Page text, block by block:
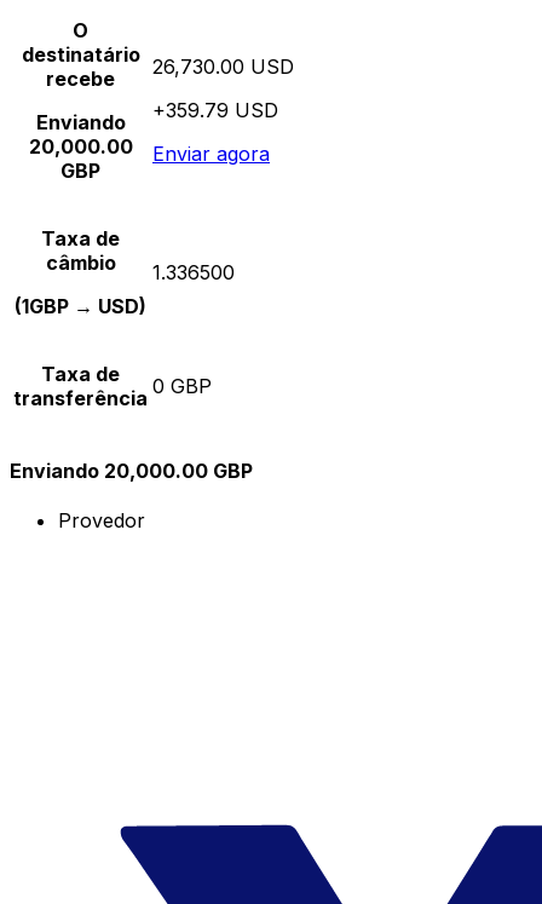
O
destinatário
recebe
Enviando
20,000.00
GBP
26,730.00 USD
+359.79 USD
Enviar agora
Taxa de
câmbio
(1GBP → USD)
1.336500
Taxa de
transferência 0 GBP
Enviando 20,000.00 GBP
Provedor